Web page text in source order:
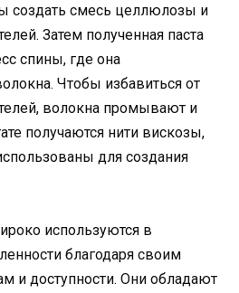
создать смесь целлюлозы и
Затем полученная паста
спины, где она
Чтобы избавиться от
волокна промывают и
получаются нити вискозы,
для создания
используются в
благодаря своим
и доступности. Они обладают